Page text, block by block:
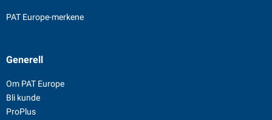
PAT Europe-merkene
Generell
Om PAT Europe
Bli kunde
ProPlus